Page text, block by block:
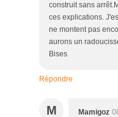
construit sans
ces explications.
ne montent pas
aurons un
Bises
Répondre
M Mamigoz